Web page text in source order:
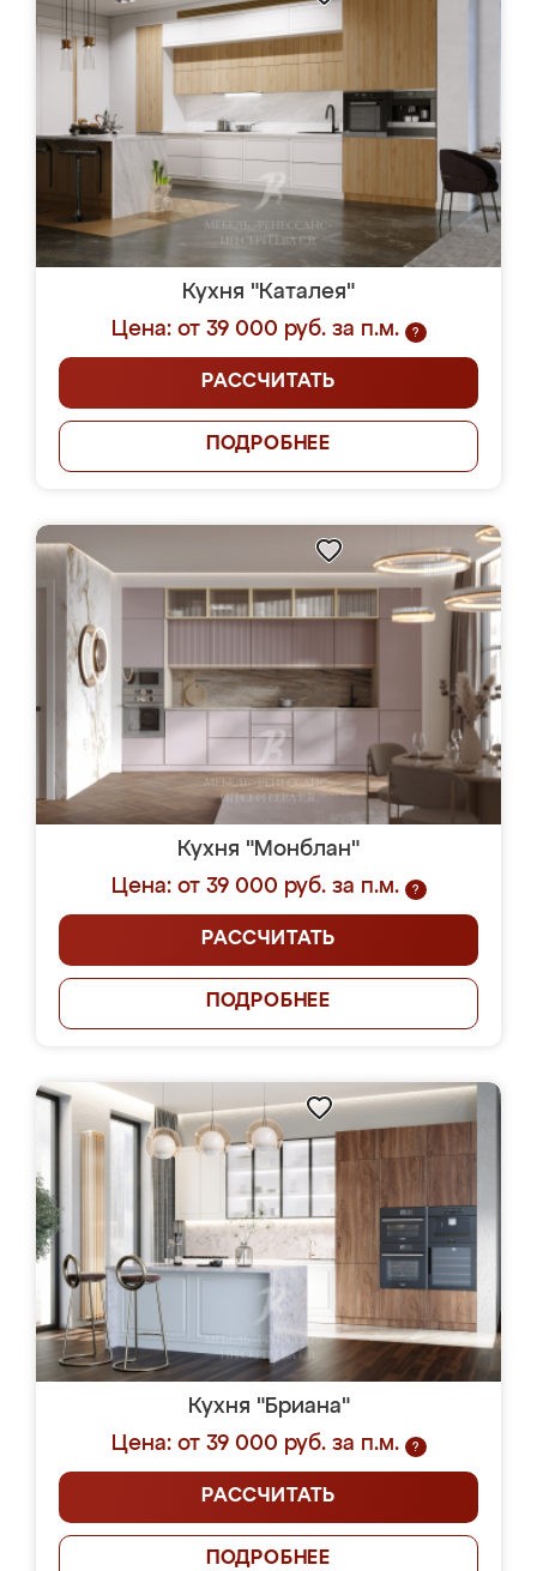
Кухня "Каталея"
Цена: от 39 000 руб. за п.м.
?
РАССЧИТАТЬ
ПОДРОБНЕЕ
Кухня "Монблан"
Цена: от 39 000 руб. за п.м.
?
РАССЧИТАТЬ
ПОДРОБНЕЕ
Кухня "Бриана"
Цена: от 39 000 руб. за п.м.
?
РАССЧИТАТЬ
ПОДРОБНЕЕ